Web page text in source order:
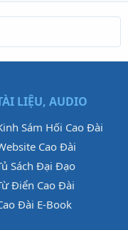
LIỆU, AUDIO
Sám Hối Cao Đài
Cao Đài
Sách Đại Đạo
Điển Cao Đài
Đài E-Book